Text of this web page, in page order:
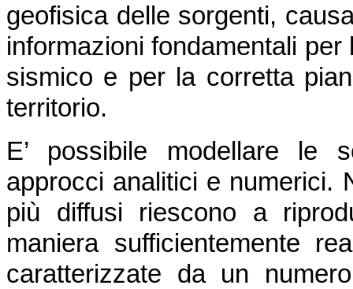
geofisica delle sorgenti,
informazioni fondamentali
sismico e per la corretta
territorio.
E’ possibile modellare le
approcci analitici e numerici.
più diffusi riescono a
maniera sufficientemente
caratterizzate da un